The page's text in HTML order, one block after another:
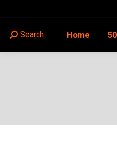
Home
Search:
Search